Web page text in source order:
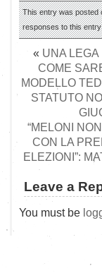
This entry was posted
responses to this
« UNA
COME
MODELLO
STATUTO
“MELONI
CON LA
ELEZIONI”:
Leave a
You must be